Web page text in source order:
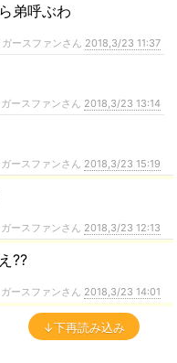
弟呼ぶわ
ースファンさん 2018,3/23 11:37
ースファンさん 2018,3/23 13:14
ースファンさん 2018,3/23 15:19
ースファンさん 2018,3/23 12:13
??
ースファンさん 2018,3/23 14:01
↓下再読み込み